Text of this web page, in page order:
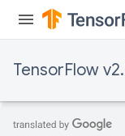
TensorFlow